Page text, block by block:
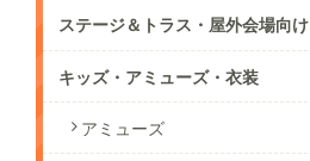
ステージ＆トラス・屋外会場向け
キッズ・アミューズ・衣装
アミューズ